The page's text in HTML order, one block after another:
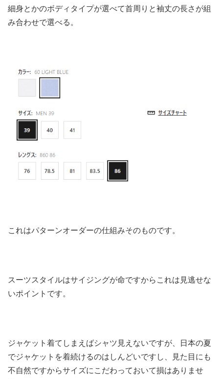
細身とかのボディタイプが選べて首周りと袖丈の長さが組
み合わせで選べる。
これはパターンオーダーの仕組みそのものです。
スーツスタイルはサイジングが命ですからこれは見逃せな
いポイントです。
ジャケット着てしまえばシャツ見えないですが、日本の夏
でジャケットを着続けるのはしんどいですし、見た目にも
不自然ですからサイズにこだわっておいて損はありませ